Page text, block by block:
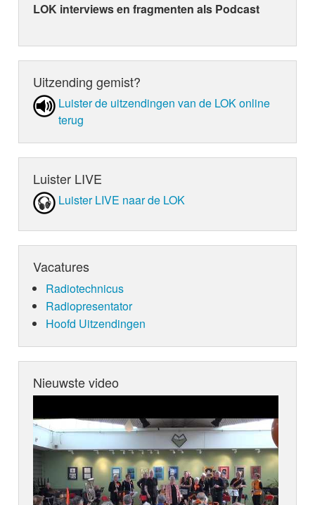
LOK interviews en fragmenten als Podcast
Uitzending gemist?
Luister de uit­zen­din­gen van de LOK online
terug
Luister LIVE
Luister LIVE naar de LOK
Vacatures
Radiotechnicus
Radiopresentator
Hoofd Uitzendingen
Nieuwste video